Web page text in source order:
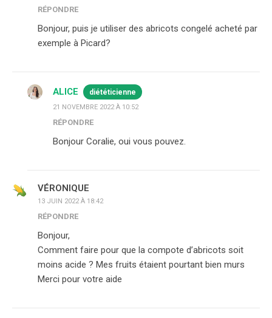
RÉPONDRE
Bonjour, puis je utiliser des abricots congelé acheté par
exemple à Picard?
ALICE diététicienne
21 NOVEMBRE 2022 À 10:52
RÉPONDRE
Bonjour Coralie, oui vous pouvez.
VÉRONIQUE
13 JUIN 2022 À 18:42
RÉPONDRE
Bonjour,
Comment faire pour que la compote d’abricots soit
moins acide ? Mes fruits étaient pourtant bien murs
Merci pour votre aide